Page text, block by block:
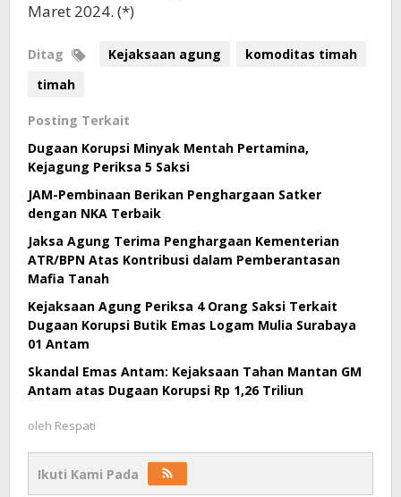
Maret 2024. (*)
Ditag Kejaksaan agung
komoditas timah
timah
Posting Terkait
Dugaan Korupsi Minyak Mentah Pertamina,
Kejagung Periksa 5 Saksi
JAM-Pembinaan Berikan Penghargaan Satker
dengan NKA Terbaik
Jaksa Agung Terima Penghargaan Kementerian
ATR/BPN Atas Kontribusi dalam Pemberantasan
Mafia Tanah
Kejaksaan Agung Periksa 4 Orang Saksi Terkait
Dugaan Korupsi Butik Emas Logam Mulia Surabaya
01 Antam
Skandal Emas Antam: Kejaksaan Tahan Mantan GM
Antam atas Dugaan Korupsi Rp 1,26 Triliun
oleh Respati
Ikuti Kami Pada